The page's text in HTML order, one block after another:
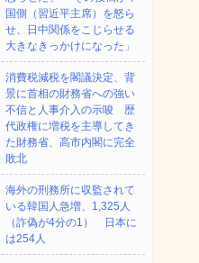
国側（習近平主席）を怒ら
せ、日中関係をこじらせる
大きなきっかけになった」
消費税減税を閣議決定、背
景に首相の財務省への強い
不信と人事介入の示唆 歴
代政権に増税を主導してき
た財務省、高市内閣に完全
敗北
海外の刑務所に収監されて
いる韓国人急増、1,325人
（詐偽が4分の1） 日本に
は254人